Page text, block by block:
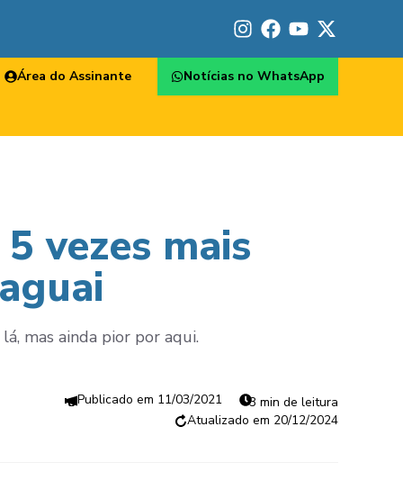
Área do Assinante Notícias no WhatsApp
vezes mais
mas ainda pior por aqui.
11/03/2021
3 min de leitura
20/12/2024